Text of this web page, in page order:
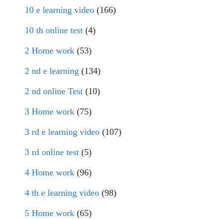
10 e learning video (166)
10 th online test (4)
2 Home work (53)
2 nd e learning (134)
2 nd online Test (10)
3 Home work (75)
3 rd e learning video (107)
3 rd online test (5)
4 Home work (96)
4 th e learning video (98)
5 Home work (65)